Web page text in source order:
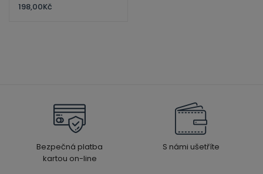
198,00Kč
Bezpečná platba
kartou on-line
S námi ušetříte